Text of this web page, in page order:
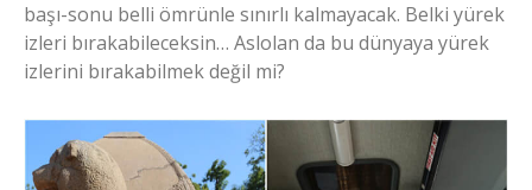
başı-sonu belli ömrünle sınırlı kalmayacak. Belki yürek
izleri bırakabileceksin… Aslolan da bu dünyaya yürek
izlerini bırakabilmek değil mi?